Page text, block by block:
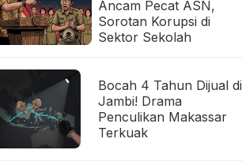
Ancam Pecat ASN,
Sorotan Korupsi di
Sektor Sekolah
Bocah 4 Tahun Dijual di
Jambi! Drama
Penculikan Makassar
Terkuak